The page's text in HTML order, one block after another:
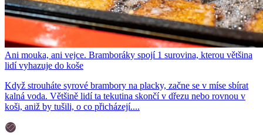
Ani mouka, ani vejce. Bramboráky spojí 1 surovina, kterou většina
lidí vyhazuje do koše
Když strouháte syrové brambory na placky, začne se v míse sbírat
kalná voda. Většině lidí ta tekutina skončí v dřezu nebo rovnou v
koši, aniž by tušili, o co přicházejí....